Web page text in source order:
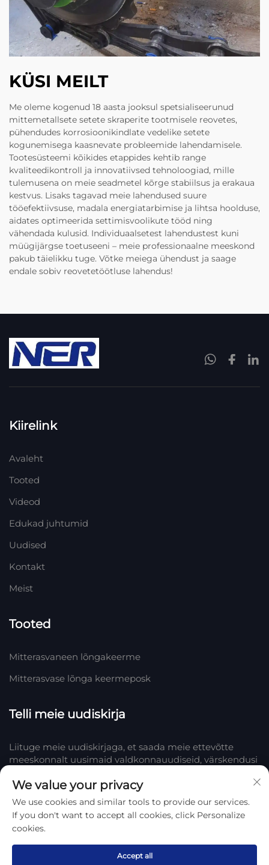
KÜSI MEILT
Me oleme kogenud 18 aasta jooksul spetsialiseerunud
mittemetallsete setete skraperite tootmisele reovetes,
pühendudes korrosioonikindlate vedelike setete
kogunemisega kaasnevate probleemide lahendamisele.
Tootesüsteemi kõikides etappides kehtib range
kvaliteedikontroll ja innovatiivsed tehnoloogiad, mille
tulemusena on meie seadmetel kõrge stabiilsus ja erakaua
kestvus. Lisaks tagavad meie lahendused suure
tööefektiivsuse, madala energiatarbimise ja lihtsa hoolduse,
aidates optimeerida settimisvoolikute tööd ning
vähendada kulusid. Individuaalsetest lahendustest kuni
müügijärgse toetuseeni – meie professionaalne meeskond
pakub täielikku tuge. Võtke meiega ühendust ja saage
endale sobiv reovetetöötluse lahendus!
Kiirelink
Avaleht
Tooted
Videod
Edukad juhtumid
Uudised
Kontakt
Meist
Tooted
Mitterasvaneen lõngakeerme
Mitterasvase lõnga keermeposk
Telli meie uudiskirja
Liituge meie uudiskirjaga, et saada meie ettevõtte
meeskonnalt uusimaid valdkonnauudiseid, värskendusi
Telli
We value your privacy
We use cookies and similar tools to provide our services.
If you don't want to accept all cookies, click Personalize
cookies.
Accept all